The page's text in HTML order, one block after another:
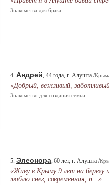
Знакомства для брака.
4. Андрей, 44 года, г. Алушта /Крым/
«Добрый, вежливый,
Знакомство для создания семьи.
5. Элеонора, 60 лет, г. Алушта /
«Живу в Крыму 9 лет на берегу
люблю снег, современная, п...»